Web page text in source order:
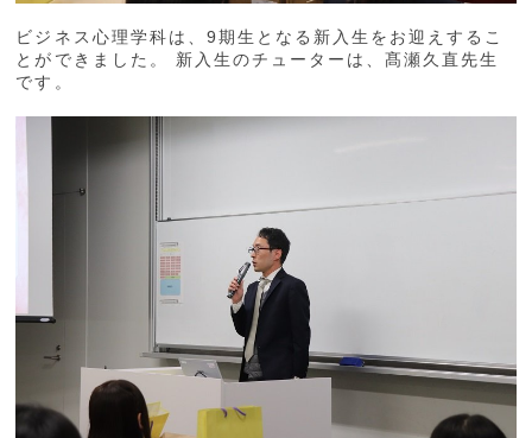
ビジネス心理学科は、9期生となる新入生をお迎えするこ
とができました。 新入生のチューターは、髙瀬久直先生
です。